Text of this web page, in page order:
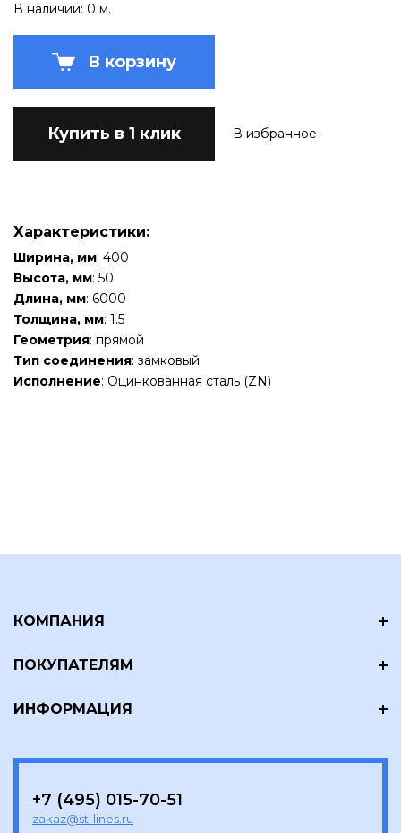
В наличии: 0 м.
В корзину
Купить в 1 клик В избранное
Характеристики:
Ширина, мм: 400
Высота, мм: 50
Длина, мм: 6000
Толщина, мм: 1.5
Геометрия: прямой
Тип соединения: замковый
Исполнение: Оцинкованная сталь (ZN)
КОМПАНИЯ
ПОКУПАТЕЛЯМ
ИНФОРМАЦИЯ
+7 (495) 015-70-51
zakaz@st-lines.ru